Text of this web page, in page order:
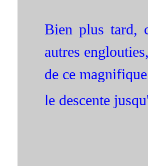
Bien plus tard,
autres
de ce
le descente